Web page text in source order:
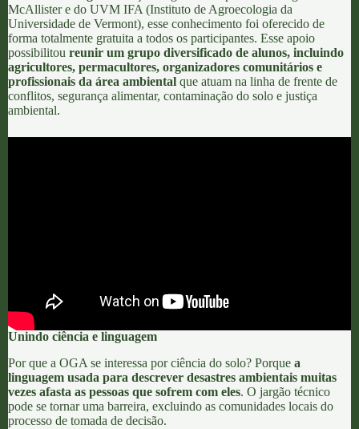
McAllistere do UVM IFA (Instituto de Agroecologia da
Universidade de Vermont), esse conhecimento foi oferecido de
forma totalmente gratuita a todos os participantes. Esse apoio
possibilitou reunir um grupo diversificado de alunos, incluindo
agricultores, permacultores, organizadores comunitários e
profissionais da área ambiental que atuam na linha de frente de
conflitos, segurança alimentar, contaminação do solo e justiça
ambiental.
Unindo ciência e linguagem
Por que a OGA se interessa por ciência do solo? Porque a
linguagem usada para descrever desastres ambientais muitas
vezes afasta as pessoas que sofrem com eles. O jargão técnico
pode se tornar uma barreira, excluindo as comunidades locais do
processo de tomada de decisão.